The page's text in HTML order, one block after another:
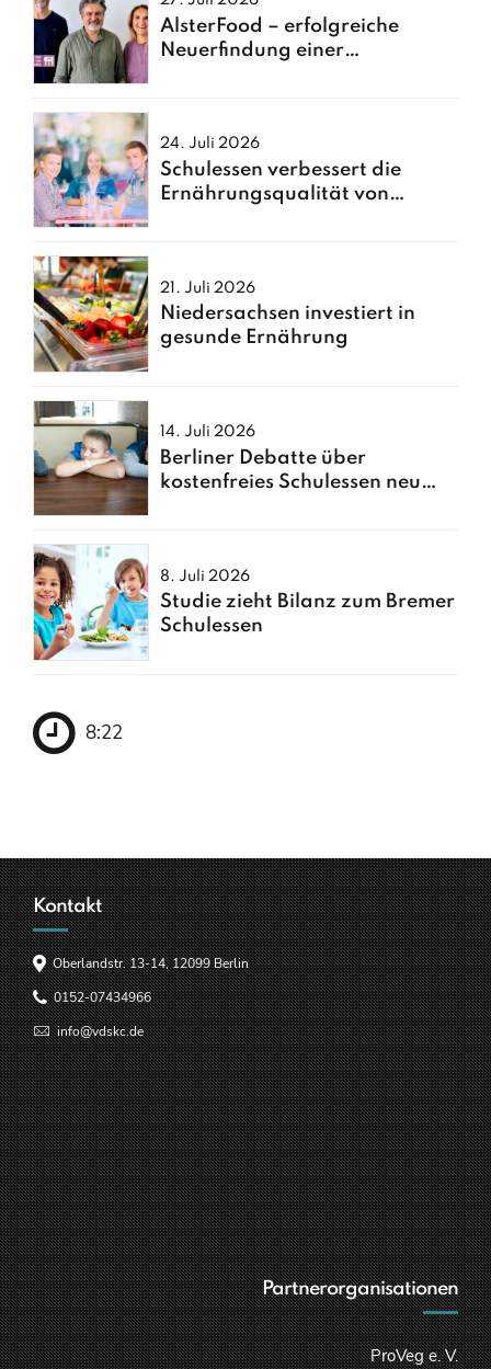
AlsterFood – erfolgreiche
Neuerfindung einer
24. Juli 2026
Schulessen verbessert die
Ernährungsqualität von
21. Juli 2026
Niedersachsen investiert in
gesunde Ernährung
14. Juli 2026
Berliner Debatte über
kostenfreies Schulessen neu
8. Juli 2026
Studie zieht Bilanz zum Bremer
Schulessen
8:23
Kontakt
Oberlandstr. 13-14, 12099 Berlin
0152-07434966
info@vdskc.de
Partnerorganisationen
ProVeg e. V.